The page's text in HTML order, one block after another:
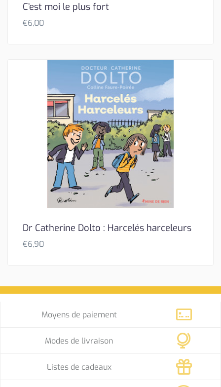
C’est moi le plus fort
€6,00
Dr Catherine Dolto : Harcelés harceleurs
€6,90
Moyens de paiement
Modes de livraison
Listes de cadeaux